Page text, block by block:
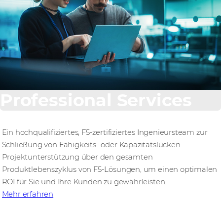
Ein hochqualifiziertes, F5-zertifiziertes Ingenieursteam zur
Schließung von Fähigkeits- oder Kapazitätslücken
Projektunterstützung über den gesamten
Produktlebenszyklus von F5-Lösungen, um einen optimalen
ROI für Sie und Ihre Kunden zu gewährleisten.
Mehr erfahren